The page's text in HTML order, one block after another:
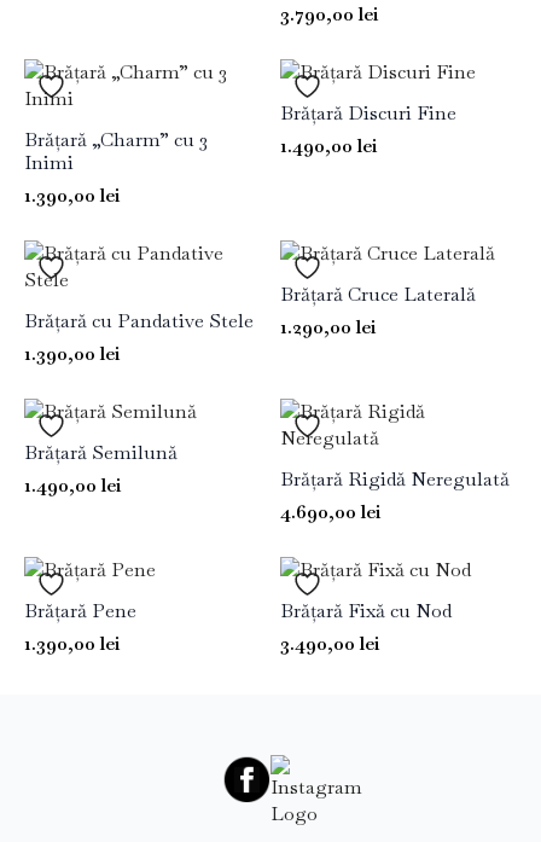
3.790,00lei
Brățară „Charm” cu 3
Inimi
1.390,00lei
Brățară Discuri Fine
1.490,00lei
Brățară cu Pandative Stele
1.390,00lei
Brățară Cruce Laterală
1.290,00lei
Brățară Semilună
1.490,00lei
Brățară Rigidă Neregulată
4.690,00lei
Brățară Pene
1.390,00lei
Brățară Fixă cu Nod
3.490,00lei